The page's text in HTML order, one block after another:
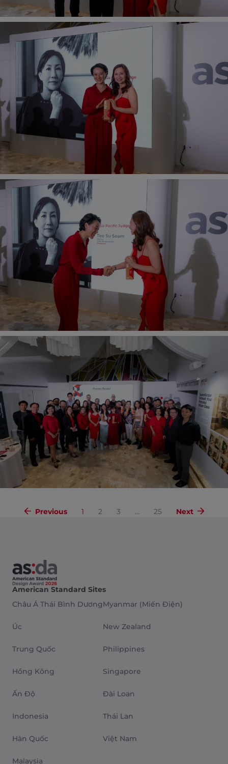
Previous 1 2 3 … 25 Next
American Standard Sites
Châu Á Thái Bình Dương
Úc
Trung Quốc
Hồng Kông
Ấn Độ
Indonesia
Hàn Quốc
Malaysia
Myanmar (Miến Điện)
New Zealand
Philippines
Singapore
Đài Loan
Thái Lan
Việt Nam